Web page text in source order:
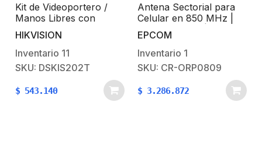
Kit de Videoportero /
Manos Libres con
Pantalla LCD a Color de
7″
HIKVISION
Inventario 11
SKU: DSKIS202T
$ 543.140
Antena Sectorial para
Celular en 850 MHz |
806-960 MHz | 18 dBi
de Ganancia. Antena de
Servicio que se utiliza
para los amplificadores
de señal celular para
cubrir comunidades
alejadas.
EPCOM
Inventario 1
SKU: CR-ORP0809
$ 3.286.872